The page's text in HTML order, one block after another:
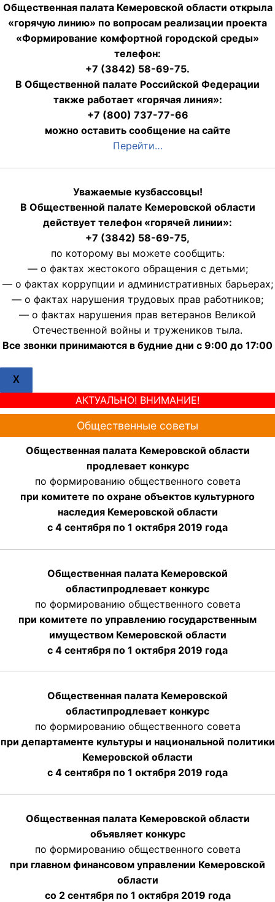
Общественная палата Кемеровской области открыла
«горячую линию» по вопросам реализации проекта
«Формирование комфортной городской среды»
телефон:
+7 (3842) 58-69-75.
В Общественной палате Российской Федерации
также работает «горячая линия»:
+7 (800) 737-77-66
можно оставить сообщение на сайте
Перейти…
Уважаемые кузбассовцы!
В Общественной палате Кемеровской области
действует телефон «горячей линии»:
+7 (3842) 58-69-75,
по которому вы можете сообщить:
— о фактах жестокого обращения с детьми;
— о фактах коррупции и административных барьерах;
— о фактах нарушения трудовых прав работников;
— о фактах нарушения прав ветеранов Великой
Отечественной войны и тружеников тыла.
Все звонки принимаются в будние дни с 9:00 до 17:00
X
АКТУАЛЬНО! ВНИМАНИЕ!
Общественные советы
Общественная палата Кемеровской области
продлевает конкурс
по формированию общественного совета
при комитете по охране объектов культурного
наследия Кемеровской области
с 4 сентября по 1 октября 2019 года
Общественная палата Кемеровской
областипродлевает конкурс
по формированию общественного совета
при комитете по управлению государственным
имуществом Кемеровской области
с 4 сентября по 1 октября 2019 года
Общественная палата Кемеровской
областипродлевает конкурс
по формированию общественного совета
при департаменте культуры и национальной политики
Кемеровской области
с 4 сентября по 1 октября 2019 года
Общественная палата Кемеровской области
объявляет конкурс
по формированию общественного совета
при главном финансовом управлении Кемеровской
области
со 2 сентября по 1 октября 2019 года